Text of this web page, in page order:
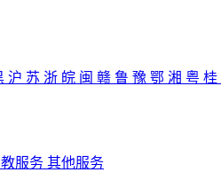
沪 苏 浙 皖 闽 赣 鲁 豫 鄂 湘 粤 桂
服务 其他服务